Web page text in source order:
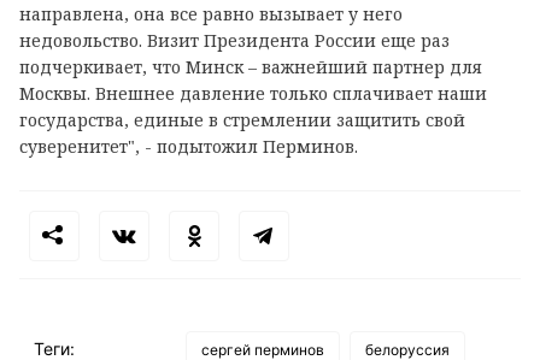
направлена, она все равно вызывает у него
недовольство. Визит Президента России еще раз
подчеркивает, что Минск – важнейший партнер для
Москвы. Внешнее давление только сплачивает наши
государства, единые в стремлении защитить свой
суверенитет", - подытожил Перминов.
Теги: сергей перминов белоруссия